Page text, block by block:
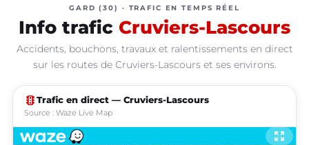
GARD (30) · TRAFIC EN TEMPS RÉEL
Info trafic Cruviers-Lascours
Accidents, bouchons, travaux et ralentissements en direct
sur les routes de Cruviers-Lascours et ses environs.
traffic Trafic en direct — Cruviers-Lascours
Source : Waze Live Map